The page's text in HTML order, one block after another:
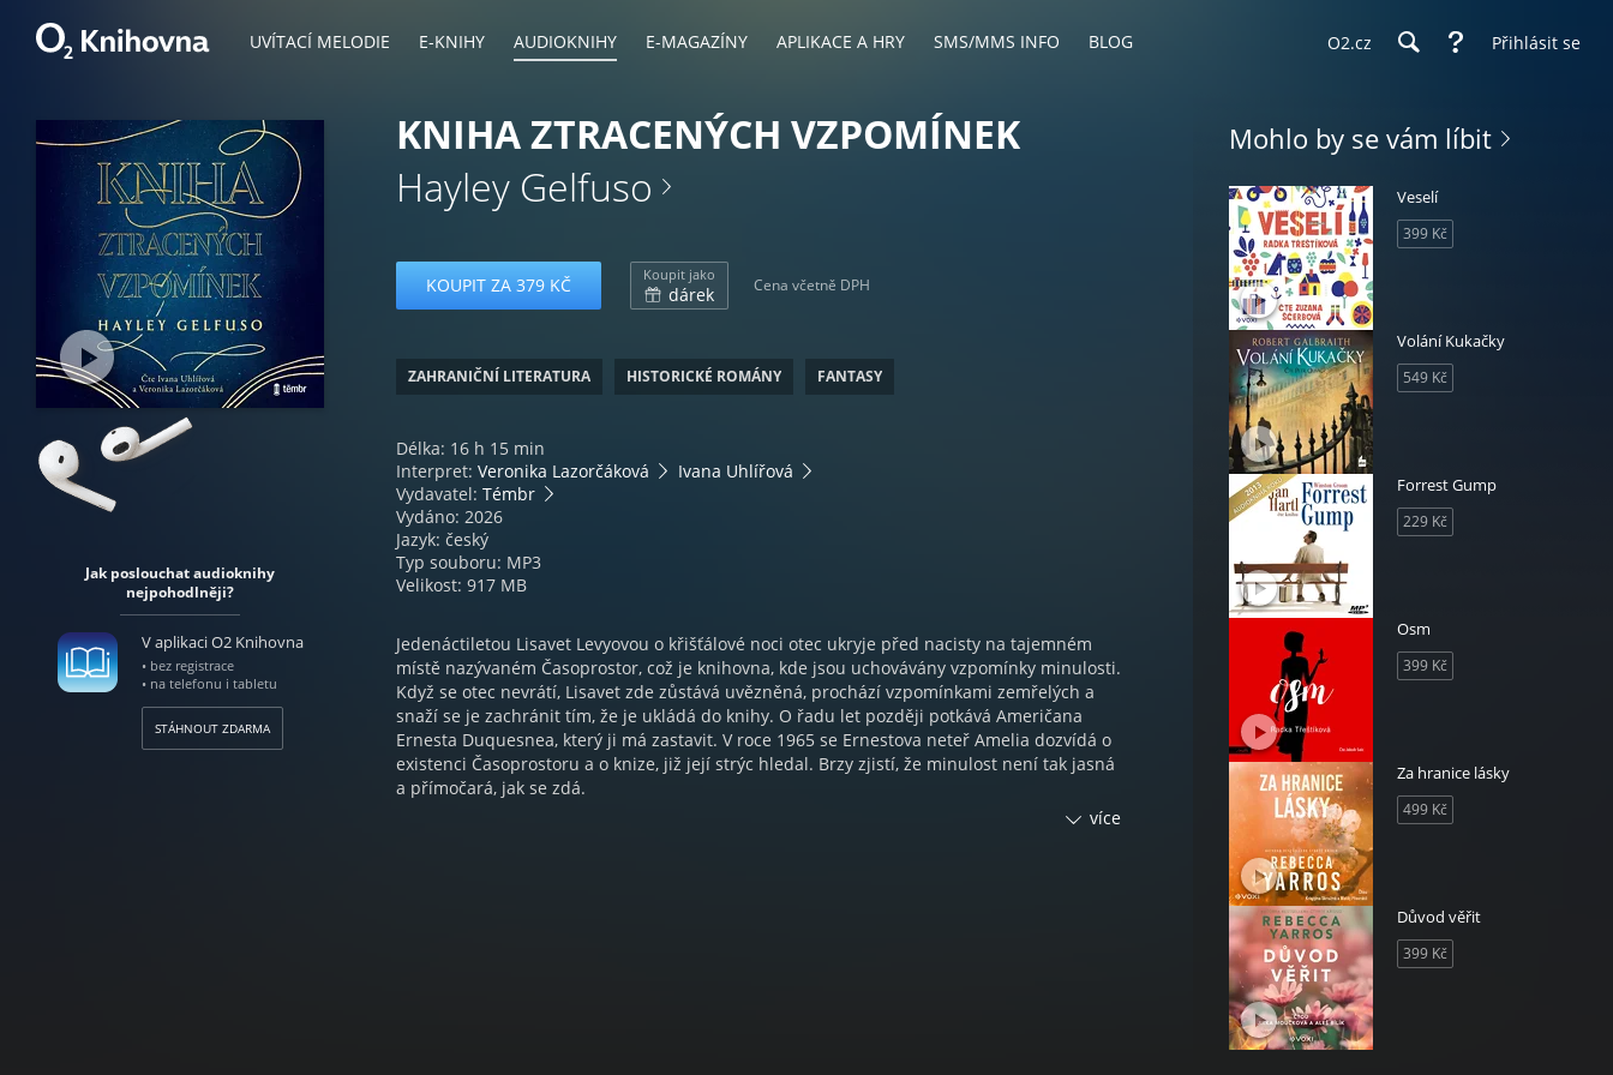
UVÍTACÍ MELODIE E-KNIHY AUDIOKNIHY E-MAGAZÍNY APLIKACE A HRY SMS/MMS INFO BLOG O2.cz Přihlásit se
Jak poslouchat audioknihy
nejpohodlněji?
V aplikaci O2 Knihovna
• bez registrace
• na telefonu i tabletu
STÁHNOUT ZDARMA
KNIHA ZTRACENÝCH VZPOMÍNEK
Hayley Gelfuso
KOUPIT ZA 379 KČ Koupit jako
dárek Cena včetně DPH
ZAHRANIČNÍ LITERATURA HISTORICKÉ ROMÁNY FANTASY
Délka: 16 h 15 min
Interpret: Veronika Lazorčáková
Ivana Uhlířová
Vydavatel: Témbr
Vydáno: 2026
Jazyk: český
Typ souboru: MP3
Velikost: 917 MB
Jedenáctiletou Lisavet Levyovou o křišťálové noci otec ukryje před nacisty na tajemném
místě nazývaném Časoprostor, což je knihovna, kde jsou uchovávány vzpomínky minulosti.
Když se otec nevrátí, Lisavet zde zůstává uvězněná, prochází vzpomínkami zemřelých a
snaží se je zachránit tím, že je ukládá do knihy. O řadu let později potkává Američana
Ernesta Duquesnea, který ji má zastavit. V roce 1965 se Ernestova neteř Amelia dozvídá o
existenci Časoprostoru a o knize, již její strýc hledal. Brzy zjistí, že minulost není tak jasná
a přímočará, jak se zdá.
více
Mohlo by se vám líbit
Veselí
399 Kč
Volání Kukačky
549 Kč
Forrest Gump
229 Kč
Osm
399 Kč
Za hranice lásky
499 Kč
Důvod věřit
399 Kč